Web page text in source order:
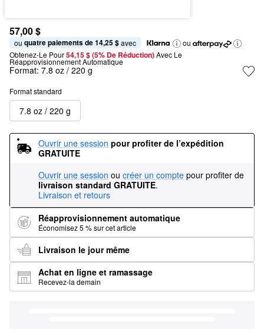
57,00 $
ou quatre paiements de 14,25 $ avec
ou
Obtenez-Le Pour54,15 $ (5% De Réduction) Avec Le
Réapprovisionnement Automatique
Format: 7.8 oz / 220 g
Format standard
7.8 oz / 220 g
Ouvrir une session pour profiter de l’expédition
GRATUITE
Ouvrir une session ou créer un compte pour profiter de
livraison standard GRATUITE.
Livraison et retours
Réapprovisionnement automatique
Économisez 5 % sur cet article
Livraison le jour même
Achat en ligne et ramassage
Recevez-la demain